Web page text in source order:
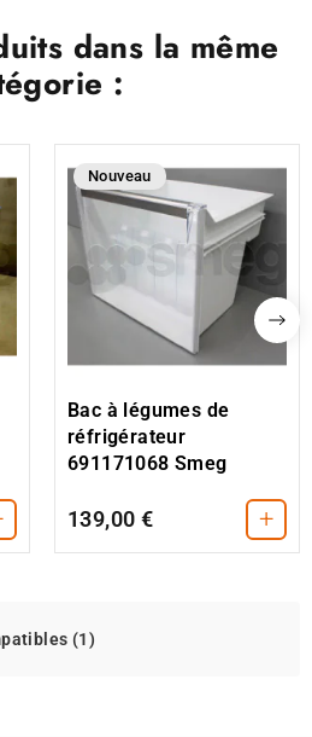
dans la même
:
Nouveau
Bac à légumes de
réfrigérateur
691171068 Smeg
139,00 € +
(1)